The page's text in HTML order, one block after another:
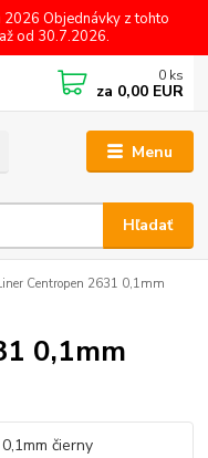
Objednávky z tohto
od 30.7.2026.
Menu
Hľadať
0 ks
za 0,00 EUR
Centropen 2631 0,1mm
0,1mm